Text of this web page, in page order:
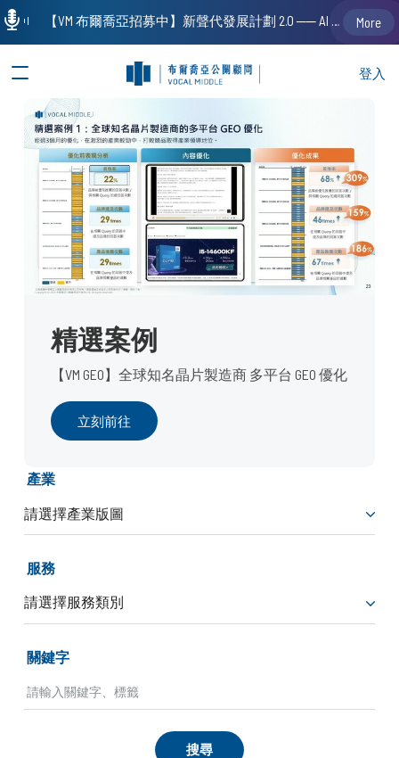
登入
精選案例
【VM GEO】全球知名晶片製造商 多平台 GEO 優化
立刻前往
產業
服務
關鍵字
【VM 布爾喬亞招募中】新聲代發展計劃 2.0 ── AI PR 人才加速養成計劃（歡迎「應屆畢業生」、「一年以下相關 / 三年以下非相關經驗工作者」申請加入） More